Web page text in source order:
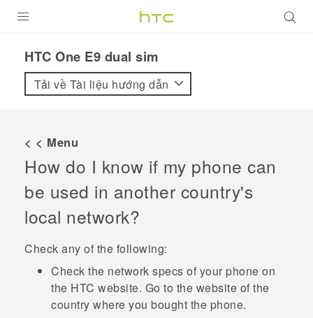
VIVE
VIVERSE
ỨNG DỤNG
HỖ TRỢ
HTC One E9 dual sim‎
Tải về Tài liệu hướng dẫn
< < Menu
How do I know if my phone can
be used in another country's
local network?
Check any of the following:
Check the network specs of your phone on
the HTC website. Go to the website of the
country where you bought the phone.